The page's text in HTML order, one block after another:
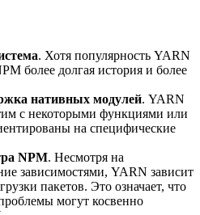
. Хотя популярность YARN
более долгая история и более
нативных модулей. YARN
с некоторыми функциями или
на специфические
NPM. Несмотря на
зависимостями, YARN зависит
пакетов. Это означает, что
могут косвенно